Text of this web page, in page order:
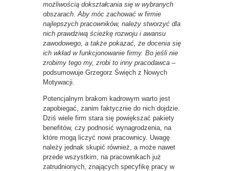
możliwością dokształcania się w wybranych
obszarach. Aby móc zachować w firmie
najlepszych pracowników, należy stworzyć dla
nich prawdziwą ścieżkę rozwoju i awansu
zawodowego, a także pokazać, że docenia się
ich wkład w funkcjonowanie firmy. Bo jeśli nie
zrobimy tego my, zrobi to inny pracodawca –
podsumowuje Grzegorz Święch z Nowych
Motywacji.
Potencjalnym brakom kadrowym warto jest
zapobiegać, zanim faktycznie do nich dojdzie.
Dziś wiele firm stara się powiększać pakiety
benefitów, czy podnosić wynagrodzenia, na
które mogą liczyć nowi pracownicy. Uwagę
należy jednak skupić również, a może nawet
przede wszystkim, na pracownikach już
zatrudnionych, znających specyfikę pracy w